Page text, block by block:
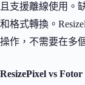
且支援離線使用。
和格式轉換。
操作，不需要在多
ResizePixel vs Fotor